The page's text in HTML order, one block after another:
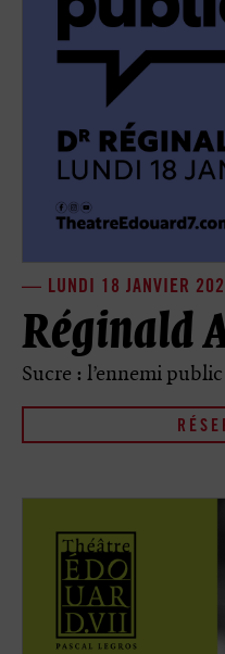
LUNDI 18 JANVIER
Réginald
Sucre : l’ennemi public